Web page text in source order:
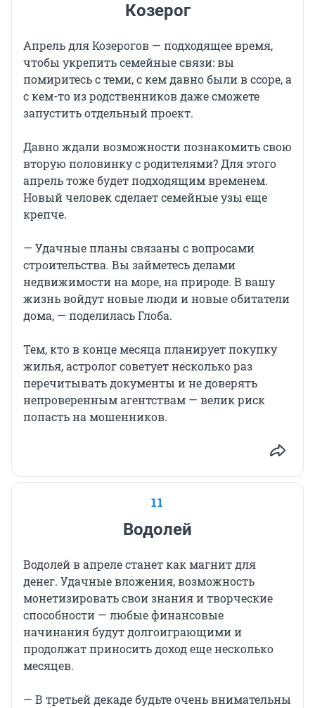
Козерог
Апрель для Козерогов — подходящее время,
чтобы укрепить семейные связи: вы
помиритесь с теми, с кем давно были в ссоре, а
с кем-то из родственников даже сможете
запустить отдельный проект.
Давно ждали возможности познакомить свою
вторую половинку с родителями? Для этого
апрель тоже будет подходящим временем.
Новый человек сделает семейные узы еще
крепче.
— Удачные планы связаны с вопросами
строительства. Вы займетесь делами
недвижимости на море, на природе. В вашу
жизнь войдут новые люди и новые обитатели
дома, — поделилась Глоба.
Тем, кто в конце месяца планирует покупку
жилья, астролог советует несколько раз
перечитывать документы и не доверять
непроверенным агентствам — велик риск
попасть на мошенников.
11
Водолей
Водолей в апреле станет как магнит для
денег. Удачные вложения, возможность
монетизировать свои знания и творческие
способности — любые финансовые
начинания будут долгоиграющими и
продолжат приносить доход еще несколько
месяцев.
— В третьей декаде будьте очень внимательны